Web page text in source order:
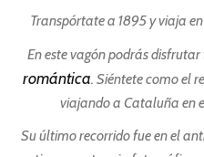
Transpórtate a 1895 y viaja
En este vagón podrás
romántica. Siéntete como el
viajando a Cataluña en
Su último recorrido fue en el